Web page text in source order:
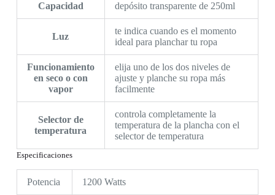
Capacidad depósito transparente de 250ml
Luz
te indica cuando es el momento
ideal para planchar tu ropa
Funcionamiento
en seco o con
vapor
elija uno de los dos niveles de
ajuste y planche su ropa más
facilmente
Selector de
temperatura
controla completamente la
temperatura de la plancha con el
selector de temperatura
Especificaciones
Potencia 1200 Watts